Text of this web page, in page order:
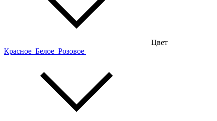
Цвет
Красное Белое Розовое